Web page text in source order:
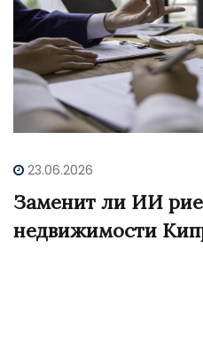
23.06.2026
Заменит ли ИИ
недвижимости